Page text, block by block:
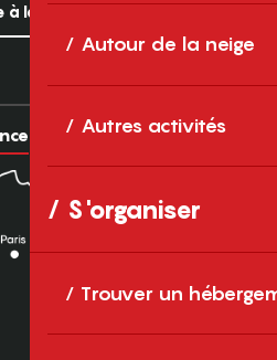
Autour de la neige
Autres activités
S'organiser
Trouver un
à la newsletter
Europe